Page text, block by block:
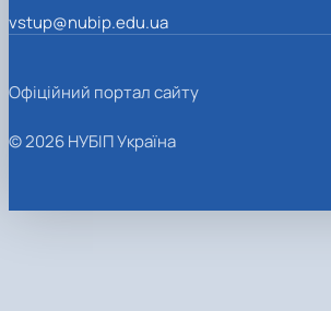
vstup@nubip.edu.ua
Офіційний портал сайту
© 2026 НУБІП Україна